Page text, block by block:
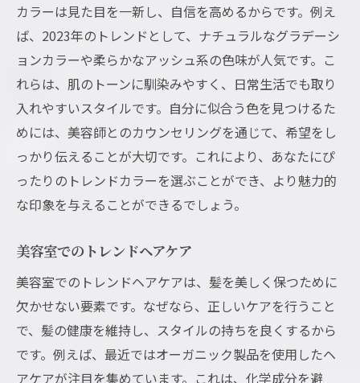
カラーは見た目を一新し、自信を高めるからです。例え
ば、2023年のトレンドとして、ナチュラルなグラデーシ
ョンカラーや柔らかなアッシュ系の色味が人気です。こ
れらは、肌のトーンに馴染みやすく、日常生活でも取り
入れやすいスタイルです。自分に似合う色を見つけるた
めには、美容師とのカウンセリングを通じて、希望をし
っかり伝えることが大切です。これにより、あなたにぴ
ったりのトレンドカラーを選ぶことができ、より魅力的
な印象を与えることができるでしょう。
美容室でのトレンドヘアケア
美容室でのトレンドヘアケアは、髪を美しく保つために
欠かせない要素です。なぜなら、正しいケアを行うこと
で、髪の健康を維持し、スタイルの持ちを良くするから
です。例えば、最近ではオーガニック製品を使用したヘ
アケアが注目を集めています。これは、化学成分を避